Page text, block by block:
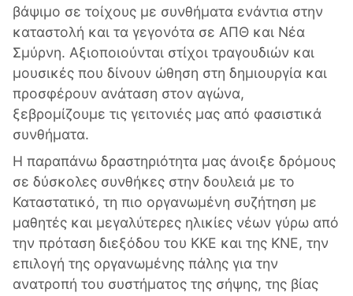
βάψιμο σε τοίχους με συνθήματα ενάντια στην
καταστολή και τα γεγονότα σε ΑΠΘ και Νέα
Σμύρνη. Αξιοποιούνται στίχοι τραγουδιών και
μουσικές που δίνουν ώθηση στη δημιουργία και
προσφέρουν ανάταση στον αγώνα,
ξεβρομίζουμε τις γειτονιές μας από φασιστικά
συνθήματα.
Η παραπάνω δραστηριότητα μας άνοιξε δρόμους
σε δύσκολες συνθήκες στην δουλειά με το
Καταστατικό, τη πιο οργανωμένη συζήτηση με
μαθητές και μεγαλύτερες ηλικίες νέων γύρω από
την πρόταση διεξόδου του ΚΚΕ και της ΚΝΕ, την
επιλογή της οργανωμένης πάλης για την
ανατροπή του συστήματος της σήψης, της βίας